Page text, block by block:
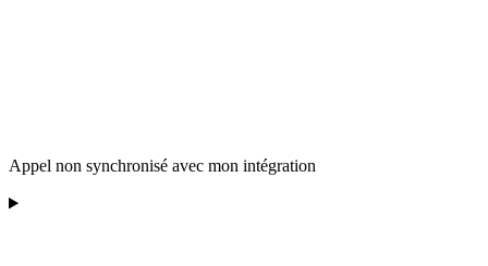
Appel non synchronisé avec mon intégration